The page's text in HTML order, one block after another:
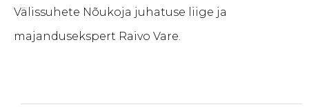
Välissuhete Nõukoja juhatuse liige ja
majandusekspert Raivo Vare.